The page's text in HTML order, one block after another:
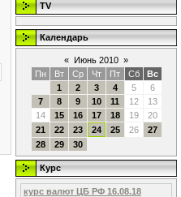
TV
Календарь
« Июнь 2010 »
Пн
Вт Ср Чт Пт Сб
Вс
1
2 3 4 5
6
7
8 9 10 11 12
13
14
15 16 17 18 19
20
21
22 23 24 25 26
27
28
29 30
Курс
курс валют ЦБ РФ 16.08.18